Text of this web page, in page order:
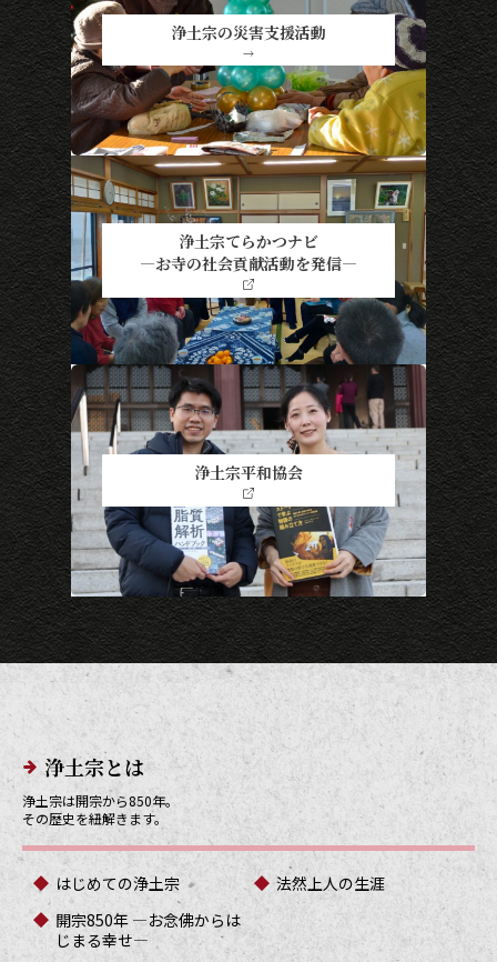
浄土宗の災害支援活動
→
浄土宗てらかつナビ
―お寺の社会貢献活動を発信―
浄土宗平和協会
メインメニューリンク
浄土宗とは
浄土宗は開宗から850年。
その歴史を紐解きます。
はじめての浄土宗
法然上人の生涯
開宗850年 ―お念佛からは
じまる幸せ―